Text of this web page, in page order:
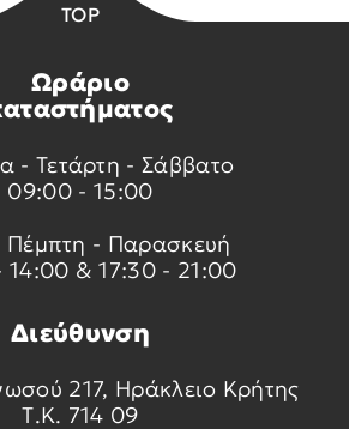
TOP
Ωράριο
- Τετάρτη - Σάββατο
09:00 - 15:00
Πέμπτη - Παρασκευή
& 17:30 - 21:00
Διεύθυνση
217, Ηράκλειο Κρήτης
Τ.Κ. 714 09